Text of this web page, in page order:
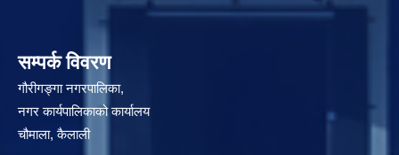
सम्पर्क विवरण
गौरीगङ्गा नगरपालिका,
नगर कार्यपालिकाको कार्यालय
चौमाला, कैलाली